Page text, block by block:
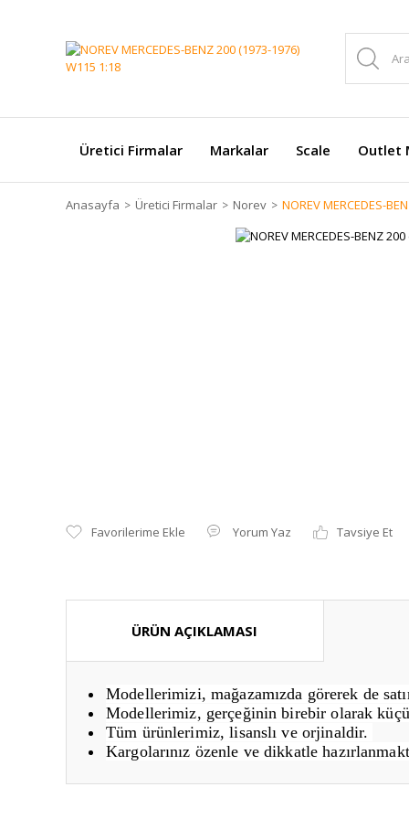
Üretici Firmalar Markalar Scale Outlet
Anasayfa Üretici Firmalar Norev NOREV MERCEDES-
Yorum Yaz Tavsiye Et
ÜRÜN AÇIKLAMASI
Modellerimizi, mağazamızda görerek de
Modellerimiz, gerçeğinin birebir olarak
Tüm ürünlerimiz, lisanslı ve orjinaldir.
Kargolarınız özenle ve dikkatle